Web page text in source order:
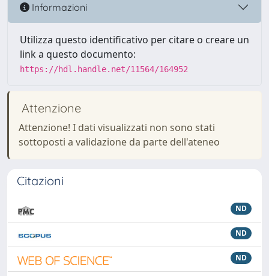
Informazioni
Utilizza questo identificativo per citare o creare un
link a questo documento:
https://hdl.handle.net/11564/164952
Attenzione
Attenzione! I dati visualizzati non sono stati
sottoposti a validazione da parte dell'ateneo
Citazioni
ND
ND
ND